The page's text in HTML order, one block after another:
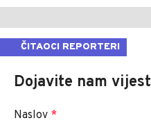
ČITAOCI REPORTERI
Dojavite nam vijest
Naslov *